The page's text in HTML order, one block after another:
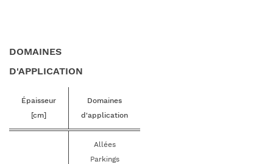
DOMAINES
D'APPLICATION
Épaisseur
[cm]
Domaines
d'application
Allées
Parkings